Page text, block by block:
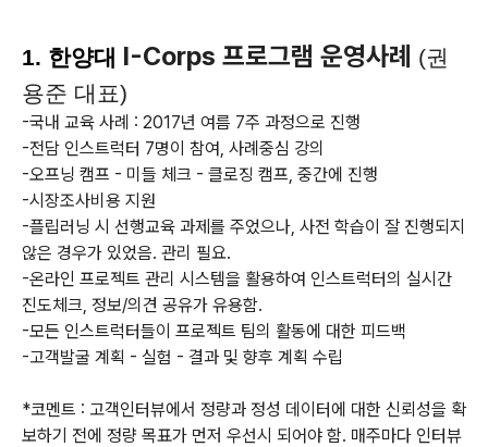
1. 한양대 I-Corps 프로그램 운영사례 (권
용준 대표)
-국내 교육 사례 : 2017년 여름 7주 과정으로 진행
-전담 인스트럭터 7명이 참여, 사례중심 강의
-오프닝 캠프 - 미들 체크 - 클로징 캠프, 중간에 진행
-시장조사비용 지원
-플립러닝 시 선행교육 과제를 주었으나, 사전 학습이 잘 진행되지
않은 경우가 있었음. 관리 필요.
-온라인 프로젝트 관리 시스템을 활용하여 인스트럭터의 실시간
진도체크, 정보/의견 공유가 유용함.
-모든 인스트럭터들이 프로젝트 팀의 활동에 대한 피드백
-고객발굴 계획 - 실험 - 결과 및 향후 계획 수립
*코멘트 : 고객인터뷰에서 정량과 정성 데이터에 대한 신뢰성을 확
보하기 전에 정량 목표가 먼저 우선시 되어야 함. 매주마다 인터뷰